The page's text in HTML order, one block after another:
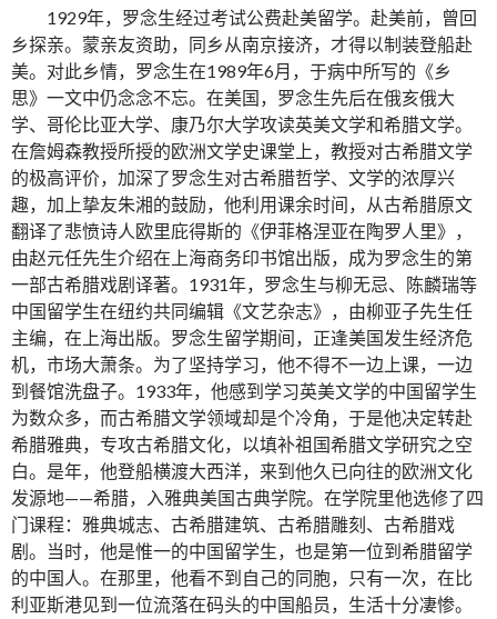
1929年，罗念生经过考试公费赴美留学。赴美前，曾回
乡探亲。蒙亲友资助，同乡从南京接济，才得以制装登船赴
美。对此乡情，罗念生在1989年6月，于病中所写的《乡
思》一文中仍念念不忘。在美国，罗念生先后在俄亥俄大
学、哥伦比亚大学、康乃尔大学攻读英美文学和希腊文学。
在詹姆森教授所授的欧洲文学史课堂上，教授对古希腊文学
的极高评价，加深了罗念生对古希腊哲学、文学的浓厚兴
趣，加上挚友朱湘的鼓励，他利用课余时间，从古希腊原文
翻译了悲愤诗人欧里庇得斯的《伊菲格涅亚在陶罗人里》，
由赵元任先生介绍在上海商务印书馆出版，成为罗念生的第
一部古希腊戏剧译著。1931年，罗念生与柳无忌、陈麟瑞等
中国留学生在纽约共同编辑《文艺杂志》，由柳亚子先生任
主编，在上海出版。罗念生留学期间，正逢美国发生经济危
机，市场大萧条。为了坚持学习，他不得不一边上课，一边
到餐馆洗盘子。1933年，他感到学习英美文学的中国留学生
为数众多，而古希腊文学领域却是个冷角，于是他决定转赴
希腊雅典，专攻古希腊文化，以填补祖国希腊文学研究之空
白。是年，他登船横渡大西洋，来到他久已向往的欧洲文化
发源地——希腊，入雅典美国古典学院。在学院里他选修了四
门课程：雅典城志、古希腊建筑、古希腊雕刻、古希腊戏
剧。当时，他是惟一的中国留学生，也是第一位到希腊留学
的中国人。在那里，他看不到自己的同胞，只有一次，在比
利亚斯港见到一位流落在码头的中国船员，生活十分凄惨。